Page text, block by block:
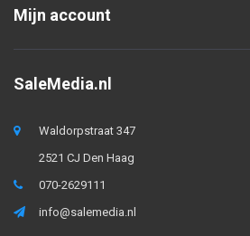
Mijn account
SaleMedia.nl
Waldorpstraat 347
2521 CJ Den Haag
070-2629111
info@salemedia.nl